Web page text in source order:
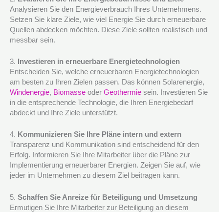
Analysieren Sie den Energieverbrauch Ihres Unternehmens.
Setzen Sie klare Ziele, wie viel Energie Sie durch erneuerbare
Quellen abdecken möchten. Diese Ziele sollten realistisch und
messbar sein.
3.
Investieren in erneuerbare Energietechnologien
Entscheiden Sie, welche erneuerbaren Energietechnologien
am besten zu Ihren Zielen passen. Das können Solarenergie,
Windenergie, Biomasse oder Geothermie sein. Investieren Sie
in die entsprechende Technologie, die Ihren Energiebedarf
abdeckt und Ihre Ziele unterstützt.
4. Kommunizieren Sie Ihre Pläne intern und extern
Transparenz und Kommunikation sind entscheidend für den
Erfolg. Informieren Sie Ihre Mitarbeiter über die Pläne zur
Implementierung erneuerbarer Energien. Zeigen Sie auf, wie
jeder im Unternehmen zu diesem Ziel beitragen kann.
5. Schaffen Sie Anreize für Beteiligung und Umsetzung
Ermutigen Sie Ihre Mitarbeiter zur Beteiligung an diesem